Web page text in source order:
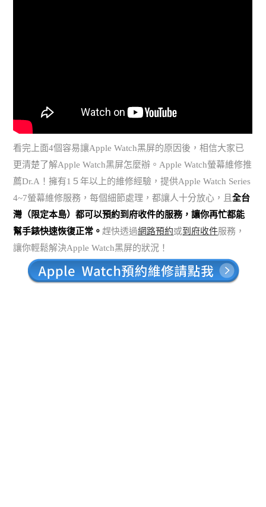
看完上面4個容易讓Apple Watch黑屏的原因後，相信大家已
更清楚了解Apple Watch黑屏怎麼辦。Apple Watch螢幕維修推
薦Dr.A！擁有1５年以上的維修經驗，提供Apple Watch Series
4~7螢幕維修服務，每個細節處理，都讓人十分放心，且全台
灣（限定本島）都可以預約到府收件的服務，讓你再忙都能
幫手錶快速恢復正常。趕快透過網路預約或到府收件服務，
讓你輕鬆解決Apple Watch黑屏的狀況！